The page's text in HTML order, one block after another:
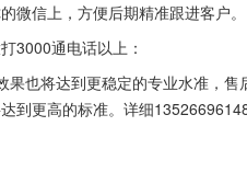
微信上，方便后期精准跟进客户。
3000通电话以上：
果也将达到更稳定的专业水准，
到更高的标准。详细